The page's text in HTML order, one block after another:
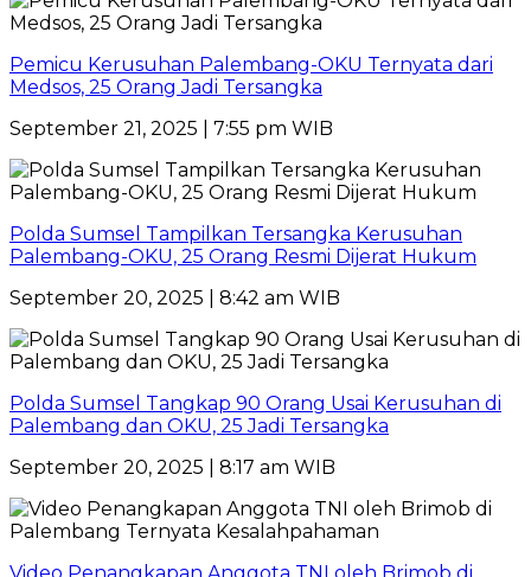
Pemicu Kerusuhan Palembang-OKU Ternyata dari
Medsos, 25 Orang Jadi Tersangka
September 21, 2025 | 7:55 pm WIB
Polda Sumsel Tampilkan Tersangka Kerusuhan
Palembang-OKU, 25 Orang Resmi Dijerat Hukum
September 20, 2025 | 8:42 am WIB
Polda Sumsel Tangkap 90 Orang Usai Kerusuhan di
Palembang dan OKU, 25 Jadi Tersangka
September 20, 2025 | 8:17 am WIB